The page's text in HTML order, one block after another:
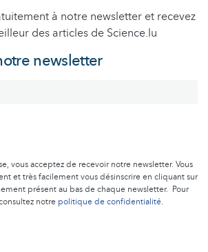
à notre newsletter et recevez
des articles de Science.lu
newsletter
vous acceptez de recevoir notre newsletter. Vous
et très facilement vous désinscrire en cliquant sur
présent au bas de chaque newsletter. Pour
notre politique de confidentialité.